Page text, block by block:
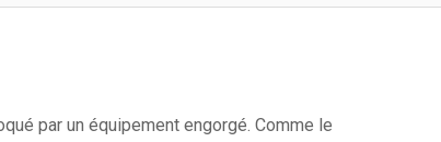
par un équipement engorgé. Comme le